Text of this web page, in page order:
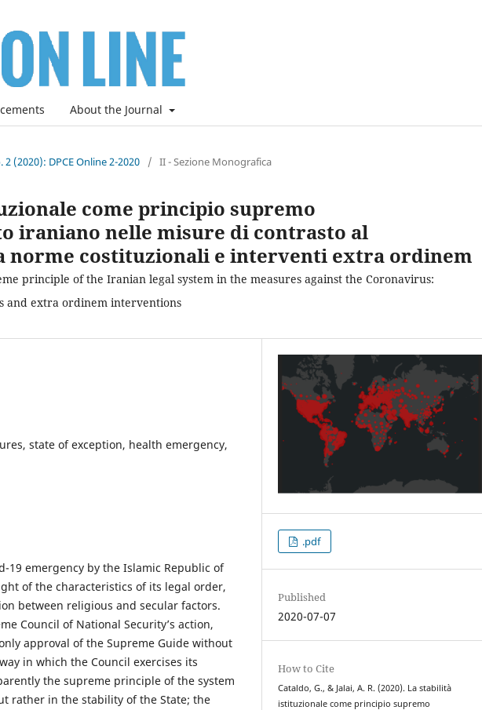
About the Journal
2 (2020): DPCE Online 2-2020 / II - Sezione Monografica
come principio supremo
iraniano nelle misure di contrasto al
norme costituzionali e interventi extra ordinem
principle of the Iranian legal system in the measures against the Coronavirus:
and extra ordinem interventions
state of exception, health emergency,
19 emergency by the Islamic Republic of
of the characteristics of its legal order,
between religious and secular factors.
Council of National Security’s action,
approval of the Supreme Guide without
in which the Council exercises its
the supreme principle of the system
rather in the stability of the State; the
.pdf
Published
2020-07-07
How to Cite
Cataldo, G., & Jalai, A. R. (2020). La stabilità
istituzionale come principio supremo